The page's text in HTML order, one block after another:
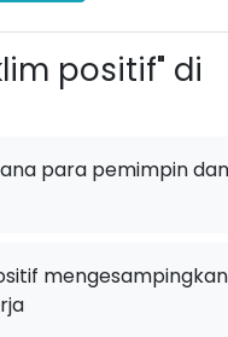
positif" di
para pemimpin dan
mengesampingkan